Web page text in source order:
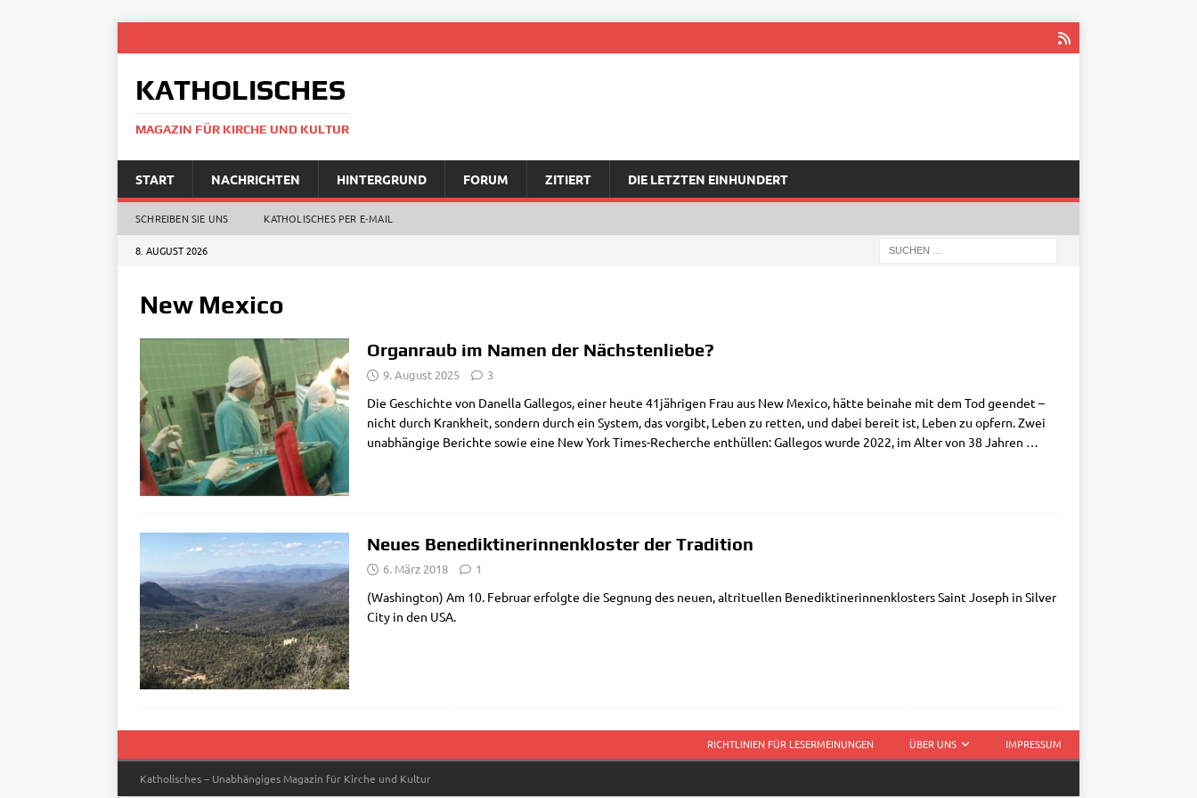
KATHOLISCHES
MAGAZIN FÜR KIRCHE UND KULTUR
START NACHRICHTEN HINTERGRUND FORUM ZITIERT DIE LETZTEN EINHUNDERT
SCHREIBEN SIE UNS KATHOLISCHES PER E‑MAIL
8. AUGUST 2026
New Mexico
Organraub im Namen der Nächstenliebe?
9. August 2025 3
Die Geschich­te von Danella Gal­le­gos, einer heu­te 41jährigen Frau aus New Mexi­co, hät­te bei­na­he mit dem Tod geen­det –
nicht durch Krank­heit, son­dern durch ein System, das vor­gibt, Leben zu ret­ten, und dabei bereit ist, Leben zu opfern. Zwei
unab­hän­gi­ge Berich­te sowie eine New York Times-Recher­che ent­hül­len: Gal­le­gos wur­de 2022, im Alter von 38 Jah­ren …
Neues Benediktinerinnenkloster der Tradition
6. März 2018 1
(Washing­ton) Am 10. Febru­ar erfolg­te die Seg­nung des neu­en, alt­ri­tu­el­len Bene­dik­ti­ne­rin­nen­klo­sters Saint Joseph in Sil­ver
City in den USA.
RICHTLINIEN FÜR LESERMEINUNGEN ÜBER UNS IMPRESSUM
Katholisches – Unabhängiges Magazin für Kirche und Kultur